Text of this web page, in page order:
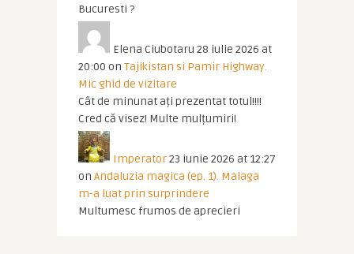
Bucuresti ?
Elena Ciubotaru 28 iulie 2026 at
20:00 on Tajikistan si Pamir Highway.
Mic ghid de vizitare
Cât de minunat ați prezentat totul!!!!
Cred că visez! Multe mulțumiri!
Imperator23 iunie 2026 at 12:27
on Andaluzia magica (ep. 1). Malaga
m-a luat prin surprindere
Multumesc frumos de aprecieri